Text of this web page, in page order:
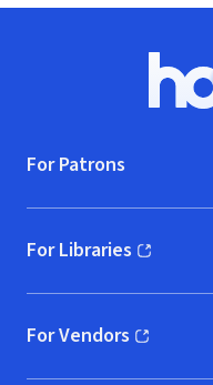
For Patrons
For Libraries
(opens in new window)
For Vendors
(opens in new window)